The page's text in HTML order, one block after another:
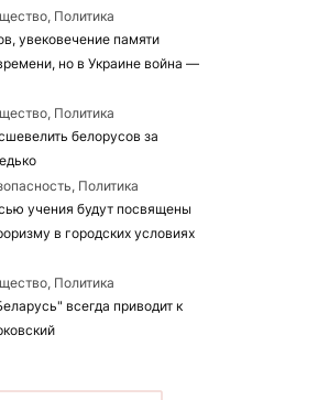
Политика
увековечение памяти
но в Украине война —
Политика
белорусов за
Политика
учения будут посвящены
в городских условиях
Политика
всегда приводит к